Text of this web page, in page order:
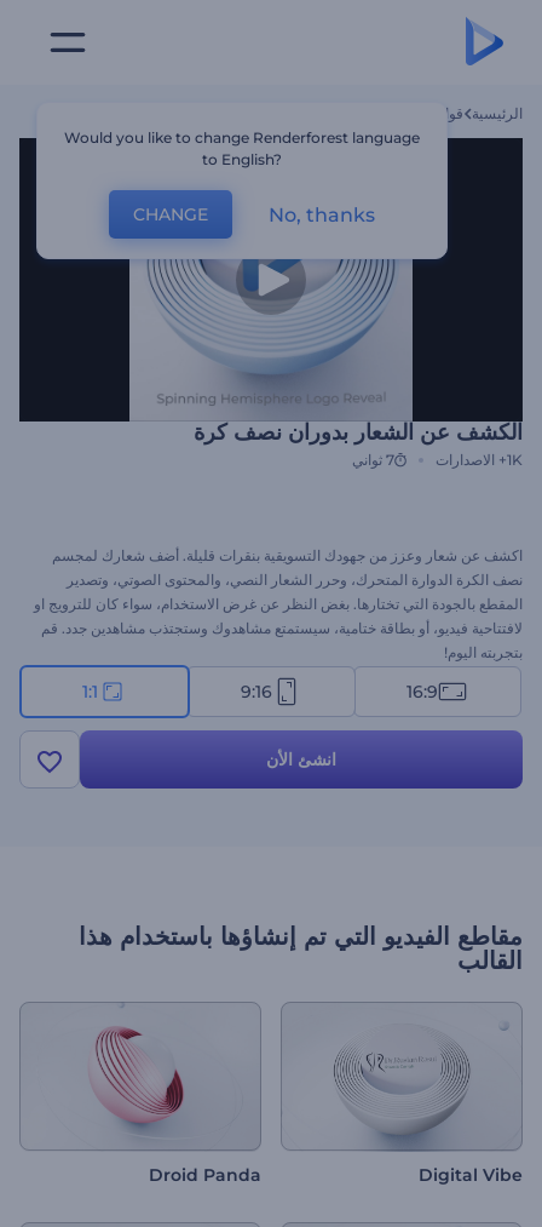
الرئيسية قوالب
الكشف عن الشعار بدوران نصف كرة
1K+ الاصدارات 7 ثواني
اكشف عن شعار وعزز من جهودك التسويقية بنقرات قليلة. أضف شعارك لمجسم
نصف الكرة الدوارة المتحرك، وحرر الشعار النصي، والمحتوى الصوتي، وتصدير
المقطع بالجودة التي تختارها. بغض النظر عن غرض الاستخدام، سواء كان للترويج او
لافتتاحية فيديو، أو بطاقة ختامية، سيستمتع مشاهدوك وستجتذب مشاهدين جدد. قم
بتجربته اليوم!
16:9
9:16
1:1
انشئ الأن
مقاطع الفيديو التي تم إنشاؤها باستخدام هذا
القالب
Digital Vibe
Droid Panda
Would you like to change Renderforest language
to English?
CHANGE No, thanks